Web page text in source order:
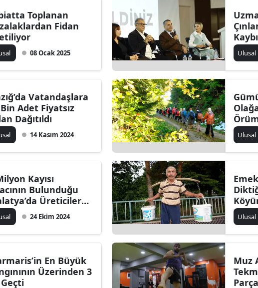
Denizli
Diyarbakır
Edirne
Elazığ
Erzincan
Erzurum
Eskişehir
Gaziantep
Giresun
Gümüşhane
Hakkari
Hatay
Isparta
Toplanan
Fidan
08 Ocak 2025 Ulusal
Vatandaşlara
Adet Fiyatsız
Dağıtıldı
14 Kasım 2024 Ulusal
Kayısı
Bulunduğu
Üreticiler
Değerli İhtar
24 Ekim 2024 Ulusal
En Büyük
Üzerinden 3
Geçti
Muz